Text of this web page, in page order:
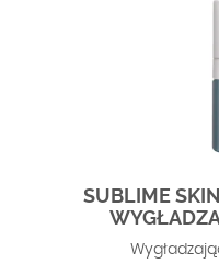
SUBLIME